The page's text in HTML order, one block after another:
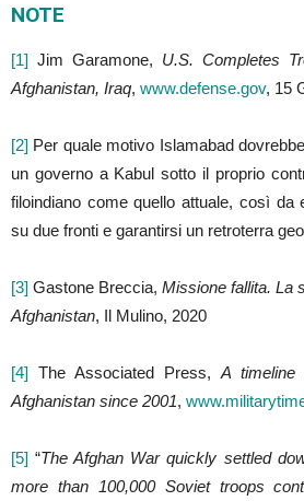
NOTE
[1] Jim Garamone, U.S. Completes
Afghanistan, Iraq, www.defense.gov, 15
[2] Per quale motivo Islamabad
un governo a Kabul sotto il proprio
filoindiano come quello attuale, così da
su due fronti e garantirsi un retroterra
[3] Gastone Breccia, Missione fallita. La
Afghanistan, Il Mulino, 2020
[4] The Associated Press, A
Afghanistan since 2001,
[5] “The Afghan War quickly settled
more than 100,000 Soviet troops